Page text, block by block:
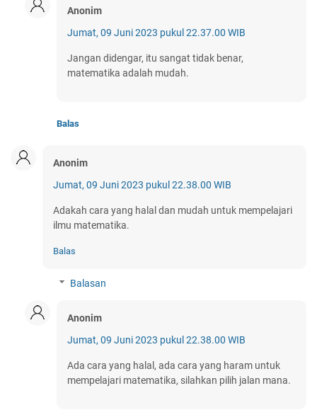
Anonim
Jumat, 09 Juni 2023 pukul 22.37.00 WIB
Jangan didengar, itu sangat tidak benar,
matematika adalah mudah.
Balas
Anonim
Jumat, 09 Juni 2023 pukul 22.38.00 WIB
Adakah cara yang halal dan mudah untuk mempelajari
ilmu matematika.
Balas
Balasan
Anonim
Jumat, 09 Juni 2023 pukul 22.38.00 WIB
Ada cara yang halal, ada cara yang haram untuk
mempelajari matematika, silahkan pilih jalan mana.